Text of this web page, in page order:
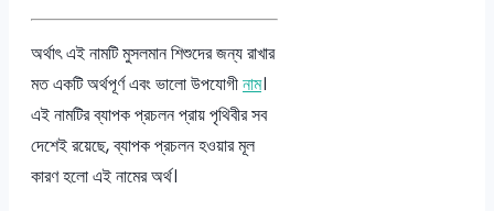
অর্থাৎ এই নামটি মুসলমান শিশুদের জন্য রাখার
মত একটি অর্থপূর্ণ এবং ভালো উপযোগীনাম।
এই নামটির ব্যাপক প্রচলন প্রায় পৃথিবীর সব
দেশেই রয়েছে, ব্যাপক প্রচলন হওয়ার মূল
কারণ হলো এই নামের অর্থ।